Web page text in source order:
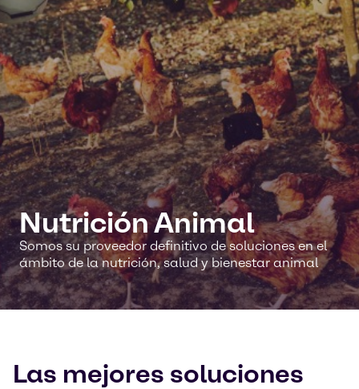
Nutrición Animal
Somos su proveedor definitivo de soluciones en el
ámbito de la nutrición, salud y bienestar animal
Las mejores soluciones